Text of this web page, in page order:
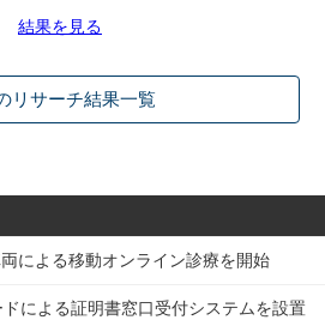
結果を見る
リサーチ結果一覧
による移動オンライン診療を開始
による証明書窓口受付システムを設置